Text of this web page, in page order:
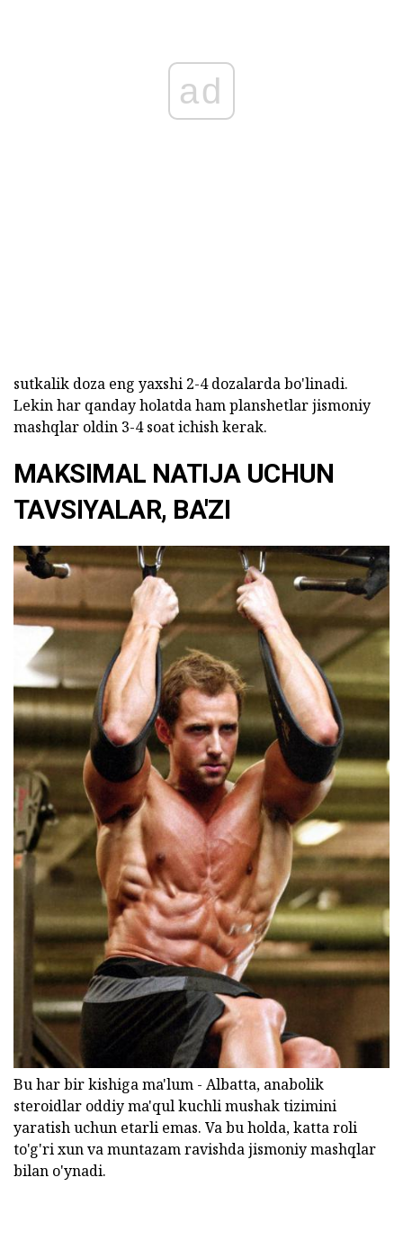
ad
sutkalik doza eng yaxshi 2-4 dozalarda bo'linadi.
Lekin har qanday holatda ham planshetlar jismoniy
mashqlar oldin 3-4 soat ichish kerak.
MAKSIMAL NATIJA UCHUN
TAVSIYALAR, BA'ZI
Bu har bir kishiga ma'lum - Albatta, anabolik
steroidlar oddiy ma'qul kuchli mushak tizimini
yaratish uchun etarli emas. Va bu holda, katta roli
to'g'ri xun va muntazam ravishda jismoniy mashqlar
bilan o'ynadi.